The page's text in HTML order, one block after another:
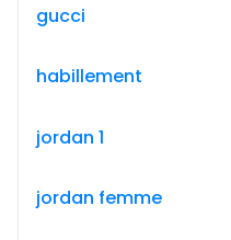
gucci
habillement
jordan 1
jordan femme